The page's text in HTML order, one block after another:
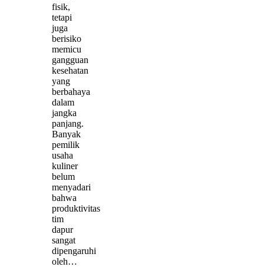
fisik,
tetapi
juga
berisiko
memicu
gangguan
kesehatan
yang
berbahaya
dalam
jangka
panjang.
Banyak
pemilik
usaha
kuliner
belum
menyadari
bahwa
produktivitas
tim
dapur
sangat
dipengaruhi
oleh…